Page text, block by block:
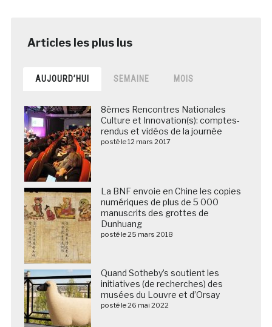
AUJOURD’HUI SEMAINE MOIS
8èmes Rencontres Nationales
Culture et Innovation(s): comptes-
rendus et vidéos de la journée
posté le 12 mars 2017
La BNF envoie en Chine les copies
numériques de plus de 5 000
manuscrits des grottes de
Dunhuang
posté le 25 mars 2018
Quand Sotheby’s soutient les
initiatives (de recherches) des
musées du Louvre et d’Orsay
posté le 26 mai 2022